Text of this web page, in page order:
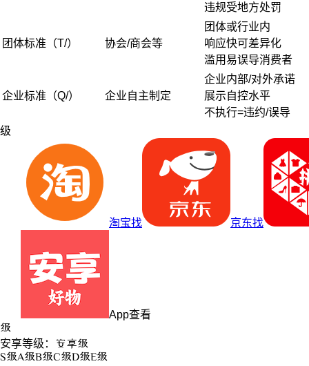
违规受地方处罚
团体标准（T/） 协会/商会等
团体或行业内
响应快可差异化
滥用易误导消费者
企业标准（Q/） 企业自主制定
企业内部/对外承诺
展示自控水平
不执行=违约/误导
级
淘宝找 京东找
App查看
级
安享等级： 安享级
S级A级B级C级D级E级